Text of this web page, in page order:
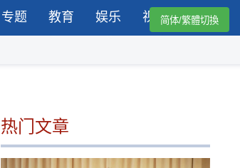
专题 教育 娱乐 视频简体/繁體切換
热门文章